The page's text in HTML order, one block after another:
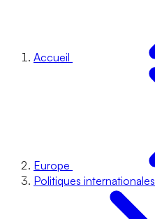
Accueil
Europe
Politiques internationales